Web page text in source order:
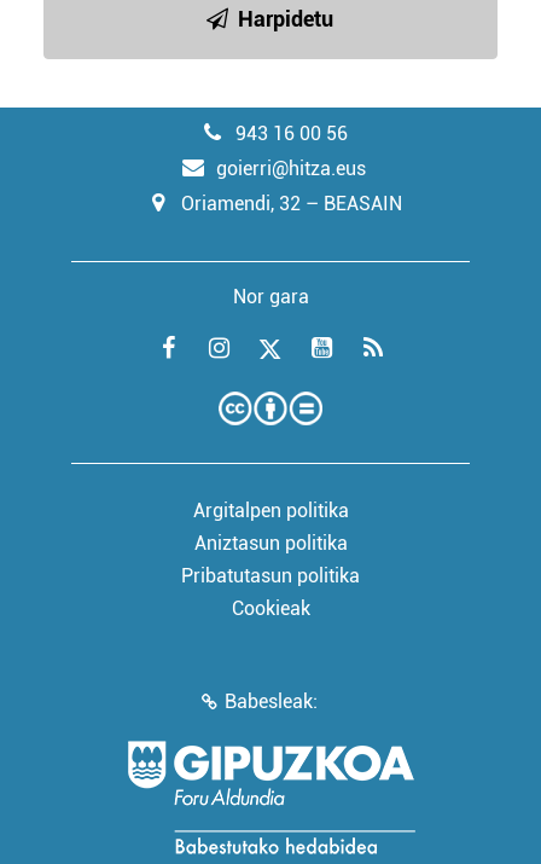
Harpidetu
943 16 00 56
goierri@hitza.eus
Oriamendi, 32 – BEASAIN
Nor gara
Argitalpen politika
Aniztasun politika
Pribatutasun politika
Cookieak
Babesleak: